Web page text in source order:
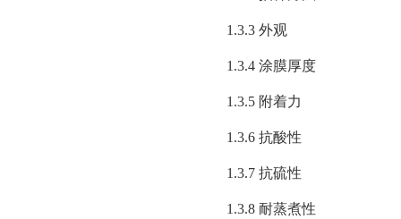
1.3.3 外观
1.3.4 涂膜厚度
1.3.5 附着力
1.3.6 抗酸性
1.3.7 抗硫性
1.3.8 耐蒸煮性